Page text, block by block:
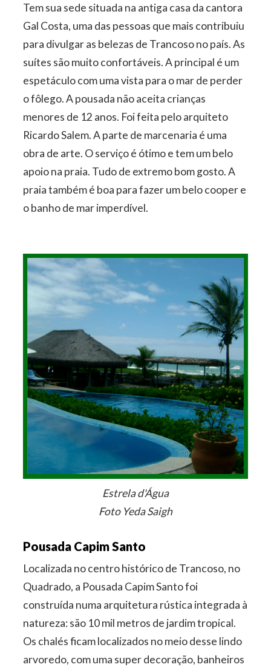
Tem sua sede situada na antiga casa da cantora
Gal Costa, uma das pessoas que mais contribuiu
para divulgar as belezas de Trancoso no país. As
suítes são muito confortáveis. A principal é um
espetáculo com uma vista para o mar de perder
o fôlego. A pousada não aceita crianças
menores de 12 anos. Foi feita pelo arquiteto
Ricardo Salem. A parte de marcenaria é uma
obra de arte. O serviço é ótimo e tem um belo
apoio na praia. Tudo de extremo bom gosto. A
praia também é boa para fazer um belo cooper e
o banho de mar imperdível.
Estrela d'Água
Foto Yeda Saigh
Pousada Capim Santo
Localizada no centro histórico de Trancoso, no
Quadrado, a Pousada Capim Santo foi
construída numa arquitetura rústica integrada à
natureza: são 10 mil metros de jardim tropical.
Os chalés ficam localizados no meio desse lindo
arvoredo, com uma super decoração, banheiros